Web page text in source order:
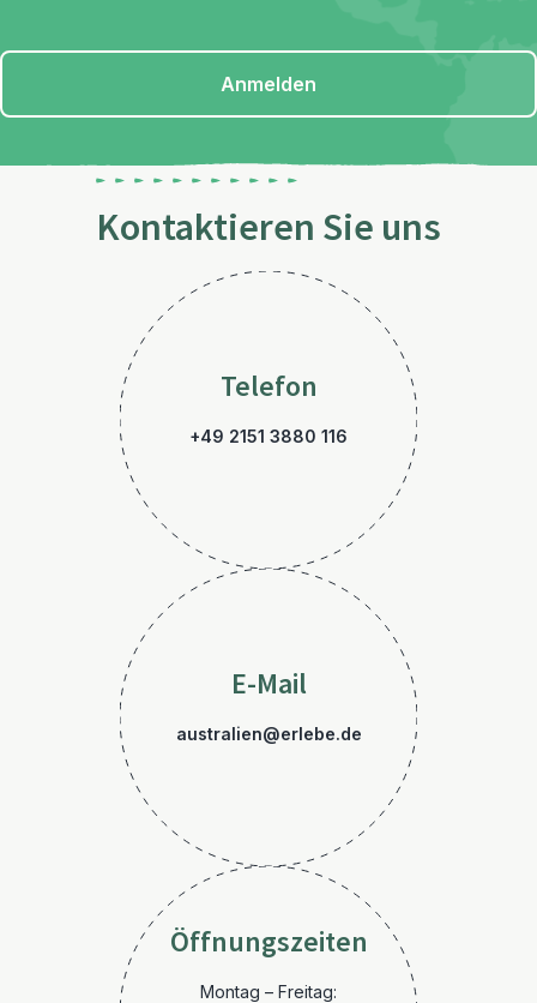
Anmelden
Kontaktieren Sie uns
Telefon
+49 2151 3880 116
E-Mail
australien@erlebe.de
Öffnungszeiten
Montag – Freitag: